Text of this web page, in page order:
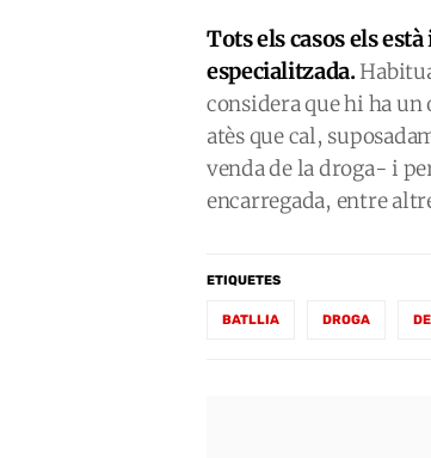
Tots els casos els
especialitzada.
considera que hi ha un
atès que cal,
venda de la droga- i
encarregada, entre
ETIQUETES
BATLLIA DROGA